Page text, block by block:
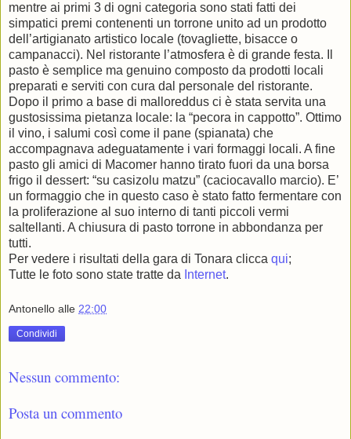
mentre ai primi 3 di ogni categoria sono stati fatti dei
simpatici premi contenenti un torrone unito ad un prodotto
dell’artigianato artistico locale (tovagliette, bisacce o
campanacci). Nel ristorante l’atmosfera è di grande festa. Il
pasto è semplice ma genuino composto da prodotti locali
preparati e serviti con cura dal personale del ristorante.
Dopo il primo a base di malloreddus ci è stata servita una
gustosissima pietanza locale: la “pecora in cappotto”. Ottimo
il vino, i salumi così come il pane (spianata) che
accompagnava adeguatamente i vari formaggi locali. A fine
pasto gli amici di Macomer hanno tirato fuori da una borsa
frigo il dessert: “su casizolu matzu” (caciocavallo marcio). E’
un formaggio che in questo caso è stato fatto fermentare con
la proliferazione al suo interno di tanti piccoli vermi
saltellanti. A chiusura di pasto torrone in abbondanza per
tutti.
Per vedere i risultati della gara di Tonara clicca qui;
Tutte le foto sono state tratte da Internet.
Antonello alle 22:00
Condividi
Nessun commento:
Posta un commento